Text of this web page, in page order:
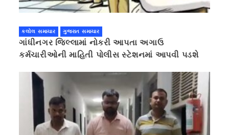
કલોલ સમાચાર ગુજરાત સમાચાર
ગાંધીનગર જિલ્લામાં નોકરી આપતા અગાઉ
કર્મચારીઓની માહિતી પોલીસ સ્ટેશનમાં આપવી પડશે